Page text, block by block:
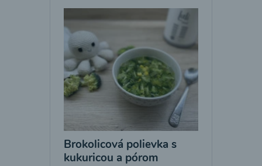
Brokolicová polievka s
kukuricou a pórom